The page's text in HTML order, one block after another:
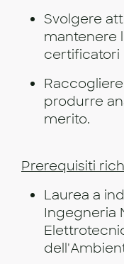
Svolgere
mantenere
certificatori
produrre
merito.
Prerequisiti
Laurea a
Ingegneria